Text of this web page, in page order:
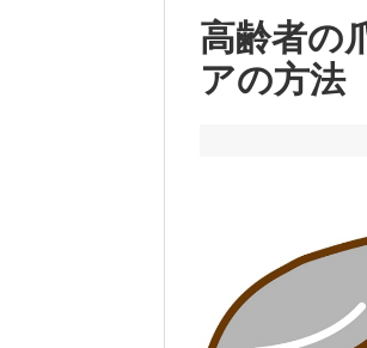
高齢者の
アの方法